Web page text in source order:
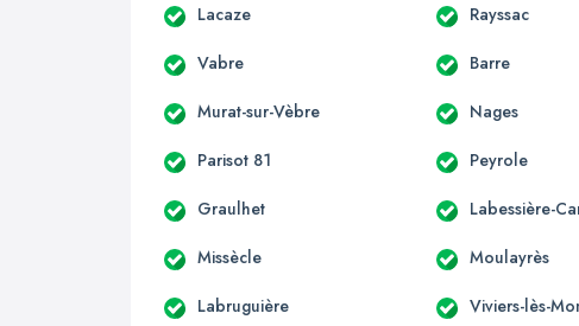
Lacaze Rayssac
Vabre Barre
Murat-sur-Vèbre Nages
Parisot 81 Peyrole
Graulhet Labessière-
Missècle Moulayrès
Labruguière Viviers-lès-